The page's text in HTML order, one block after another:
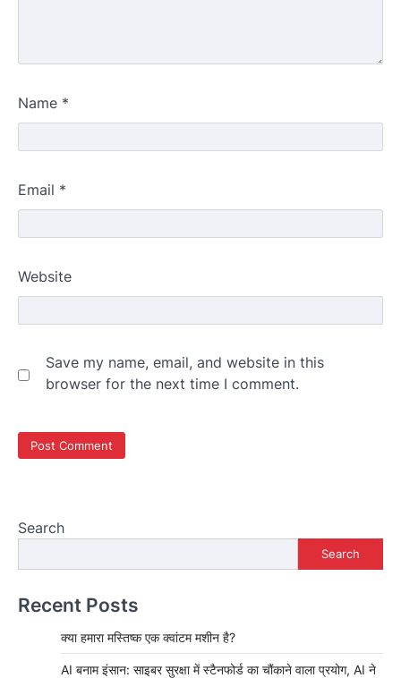
Name *
Email *
Website
Save my name, email, and website in this
browser for the next time I comment.
Search
Search
Recent Posts
क्या हमारा मस्तिष्क एक क्वांटम मशीन है?
AI बनाम इंसान: साइबर सुरक्षा में स्टैनफोर्ड का चौंकाने वाला प्रयोग, AI ने